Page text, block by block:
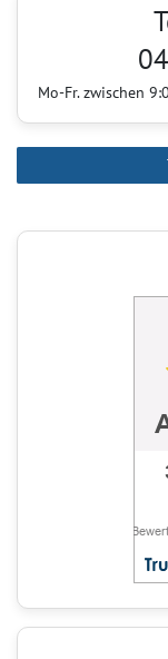
Mo-Fr. zwischen